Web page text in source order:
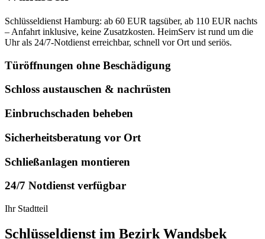
Schlüsseldienst Hamburg: ab 60 EUR tagsüber, ab 110 EUR nachts
– Anfahrt inklusive, keine Zusatzkosten. HeimServ ist rund um die
Uhr als 24/7-Notdienst erreichbar, schnell vor Ort und seriös.
Türöffnungen ohne Beschädigung
Schloss austauschen & nachrüsten
Einbruchschaden beheben
Sicherheitsberatung vor Ort
Schließanlagen montieren
24/7 Notdienst verfügbar
Ihr Stadtteil
Schlüsseldienst im Bezirk Wandsbek